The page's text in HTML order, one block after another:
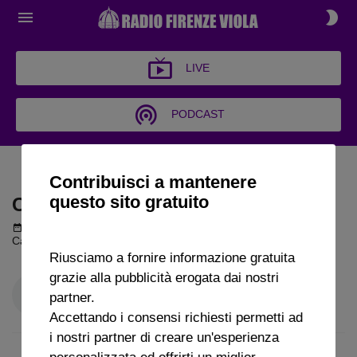
LIVE
PODCAST
CALCIOPIÙ ON AIR
CALCIOPIÙ ON AIR
Calciopiù on Air puntata del 05 11 2024
Contribuisci a mantenere
questo sito gratuito
Riusciamo a fornire informazione gratuita
grazie alla pubblicità erogata dai nostri
partner.
Accettando i consensi richiesti permetti ad
i nostri partner di creare un'esperienza